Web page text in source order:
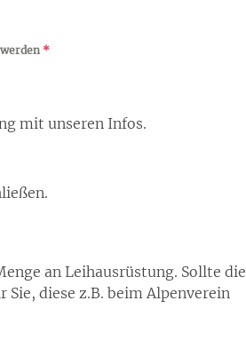
*
mit unseren Infos.
an Leihausrüstung. Sollte die
diese z.B. beim Alpenverein